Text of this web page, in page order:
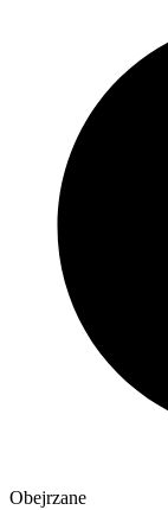
Obejrzane